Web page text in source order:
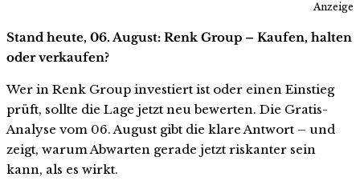
Anzeige
Stand heute, 06. August: Renk Group – Kaufen, halten
oder verkaufen?
Wer in Renk Group investiert ist oder einen Einstieg
prüft, sollte die Lage jetzt neu bewerten. Die Gratis-
Analyse vom 06. August gibt die klare Antwort – und
zeigt, warum Abwarten gerade jetzt riskanter sein
kann, als es wirkt.